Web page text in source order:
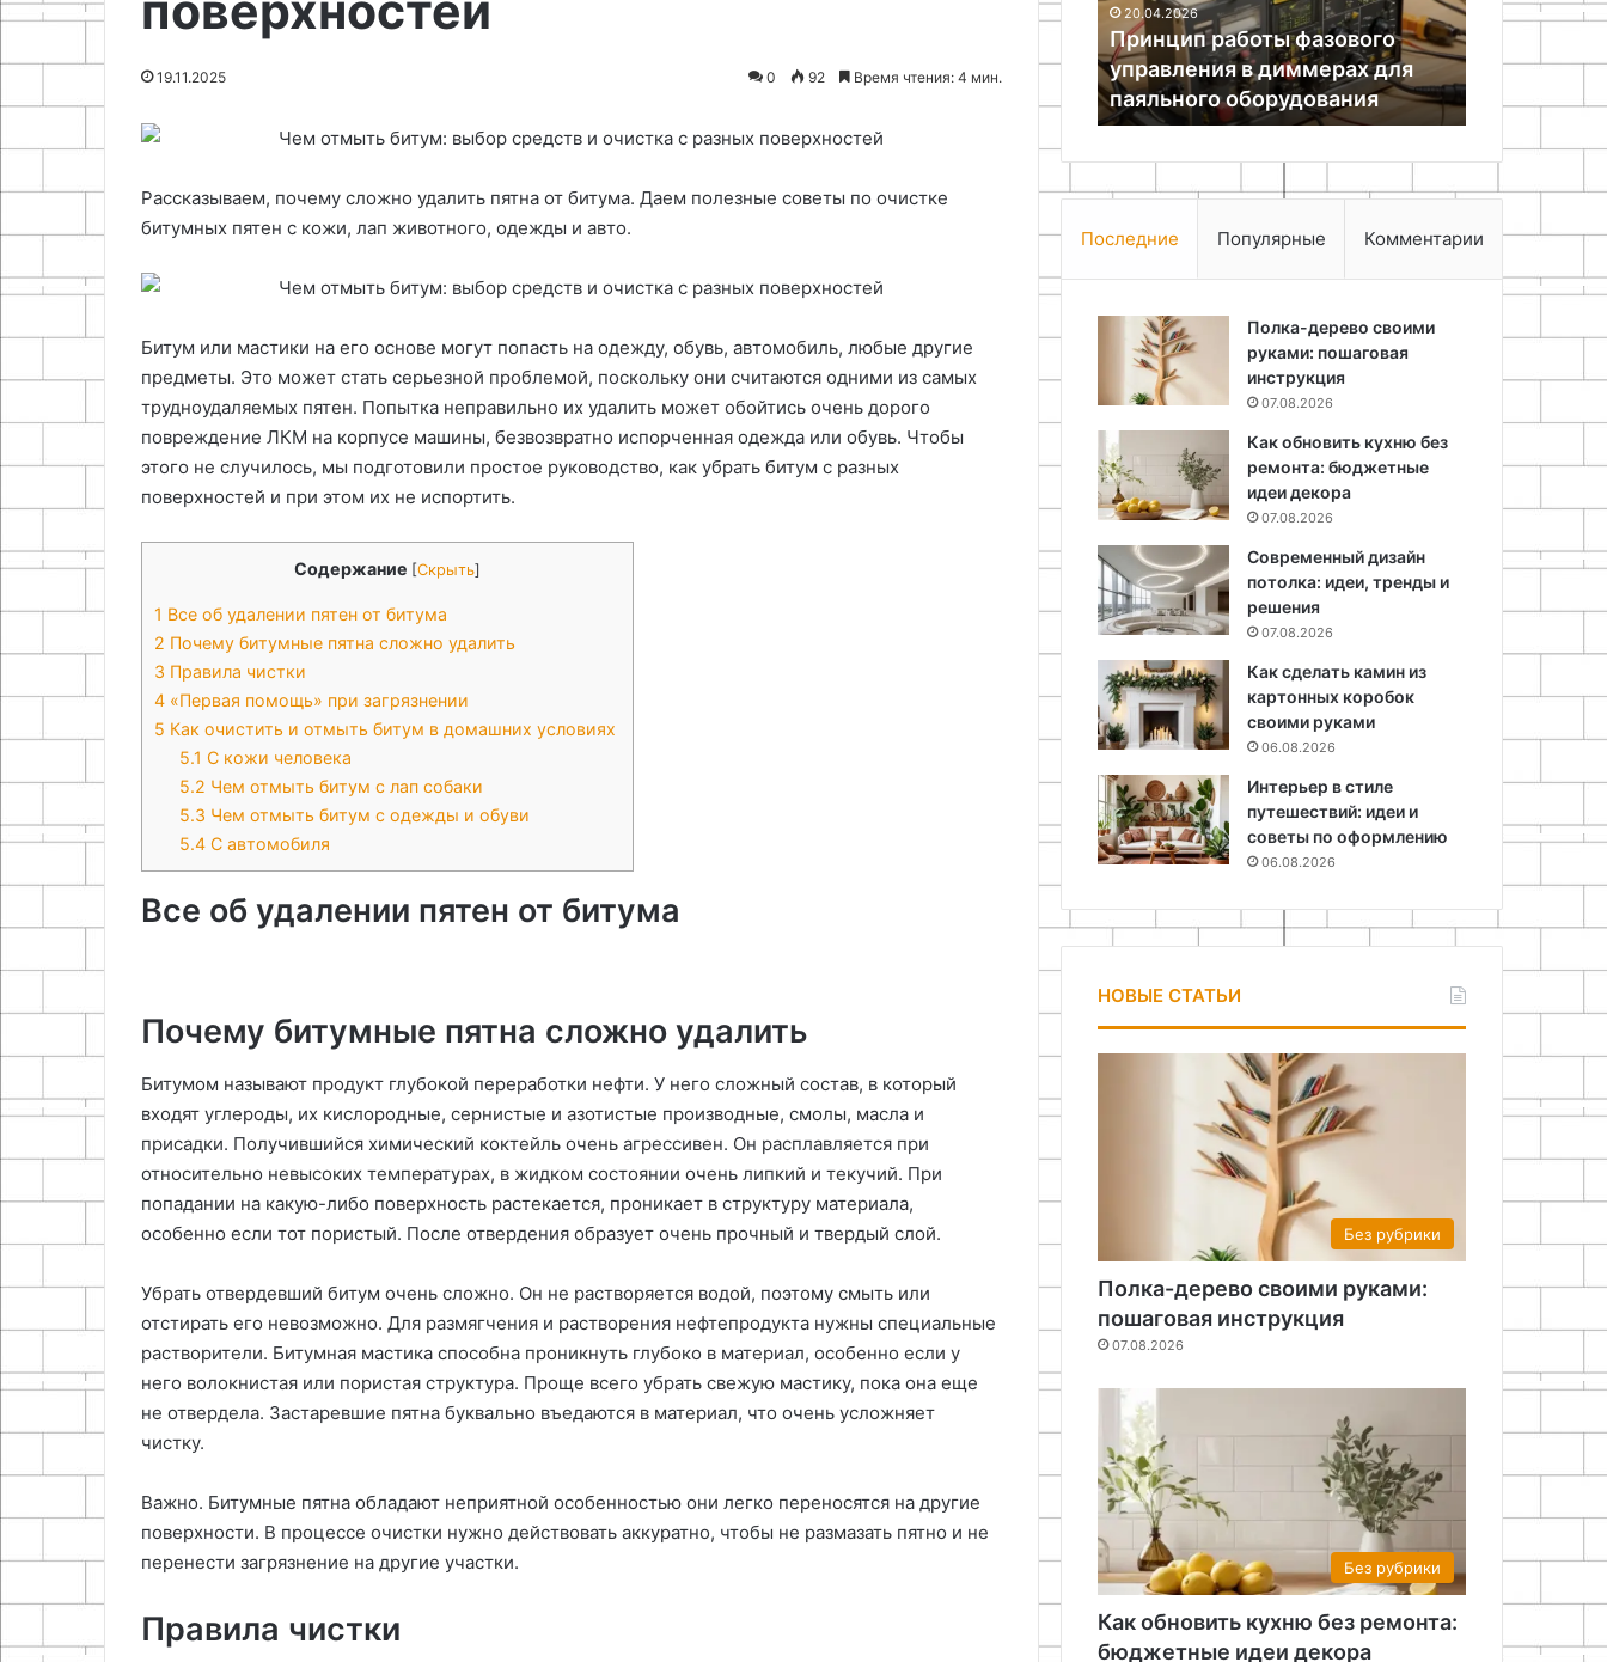
19.11.2025 0 92 Время чтения: 4 мин.
Рассказываем, почему сложно удалить пятна от битума. Даем полезные советы по очистке
битумных пятен с кожи, лап животного, одежды и авто.
Битум или мастики на его основе могут попасть на одежду, обувь, автомобиль, любые другие
предметы. Это может стать серьезной проблемой, поскольку они считаются одними из самых
трудноудаляемых пятен. Попытка неправильно их удалить может обойтись очень дорого
повреждение ЛКМ на корпусе машины, безвозвратно испорченная одежда или обувь. Чтобы
этого не случилось, мы подготовили простое руководство, как убрать битум с разных
поверхностей и при этом их не испортить.
Содержание [Скрыть]
1 Все об удалении пятен от битума
2 Почему битумные пятна сложно удалить
3 Правила чистки
4 «Первая помощь» при загрязнении
5 Как очистить и отмыть битум в домашних условиях
5.1 С кожи человека
5.2 Чем отмыть битум с лап собаки
5.3 Чем отмыть битум с одежды и обуви
5.4 С автомобиля
Все об удалении пятен от битума
Почему битумные пятна сложно удалить
Битумом называют продукт глубокой переработки нефти. У него сложный состав, в который
входят углероды, их кислородные, сернистые и азотистые производные, смолы, масла и
присадки. Получившийся химический коктейль очень агрессивен. Он расплавляется при
относительно невысоких температурах, в жидком состоянии очень липкий и текучий. При
попадании на какую-либо поверхность растекается, проникает в структуру материала,
особенно если тот пористый. После отвердения образует очень прочный и твердый слой.
Убрать отвердевший битум очень сложно. Он не растворяется водой, поэтому смыть или
отстирать его невозможно. Для размягчения и растворения нефтепродукта нужны специальные
растворители. Битумная мастика способна проникнуть глубоко в материал, особенно если у
него волокнистая или пористая структура. Проще всего убрать свежую мастику, пока она еще
не отвердела. Застаревшие пятна буквально въедаются в материал, что очень усложняет
чистку.
Важно. Битумные пятна обладают неприятной особенностью они легко переносятся на другие
поверхности. В процессе очистки нужно действовать аккуратно, чтобы не размазать пятно и не
перенести загрязнение на другие участки.
Правила чистки
29.04.2026
Подготовка основания и расчет
параметров теплоизоляции
ножа
совместить эстетику и
для
паяльного
оборудования
20.04.2026
Принцип работы фазового
управления в диммерах для
паяльного оборудования
домашнего
пуфа
12.05.2026
Последние Популярные Комментарии
Полка-дерево своими
руками: пошаговая
инструкция
07.08.2026
Как обновить кухню без
ремонта: бюджетные
идеи декора
07.08.2026
Современный дизайн
потолка: идеи, тренды и
решения
07.08.2026
Как сделать камин из
картонных коробок
своими руками
06.08.2026
Интерьер в стиле
путешествий: идеи и
советы по оформлению
06.08.2026
НОВЫЕ СТАТЬИ
Без рубрики
Полка-дерево своими руками:
пошаговая инструкция
07.08.2026
Без рубрики
Как обновить кухню без ремонта:
бюджетные идеи декора